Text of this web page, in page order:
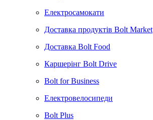
Електросамокати
Доставка продуктів Bolt Market
Доставка Bolt Food
Каршерінг Bolt Drive
Bolt for Business
Електровелосипеди
Bolt Plus